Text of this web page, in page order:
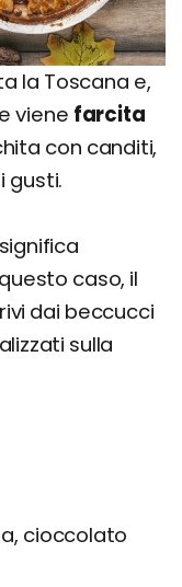
la Toscana e,
viene farcita
con canditi,
gusti.
caso, il
dai beccucci
sulla
cioccolato